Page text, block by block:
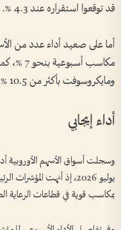
قد توقعوا استقراره عند 4.3 %.
أما على صعيد أداء عدد من
ومايكروسوفت بأكثر من 10.5 %، وتسلا بنحو 5 %.
أداء إيجابي
يوليو 2026، إذ أنهت
بمكاسب قوية في قطاعات الرعاية